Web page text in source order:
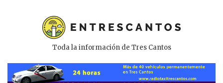
Toda la información de Tres Cantos